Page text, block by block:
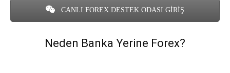
CANLI FOREX DESTEK ODASI GİRİŞ
Neden Banka Yerine Forex?